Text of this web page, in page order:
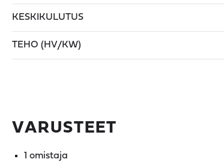
KESKIKULUTUS
TEHO (HV/KW)
VARUSTEET
1 omistaja